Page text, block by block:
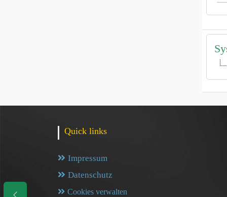
Quick links
Impressum
Datenschutz
Cookies verwalten